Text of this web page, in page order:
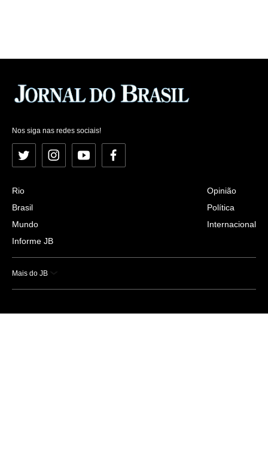
Nos siga nas redes sociais!
Twitter InstagramYouTubeFacebook
Rio
Brasil
Mundo
Informe JB
Opinião
Política
Internacional
Mais do JB
Esportes